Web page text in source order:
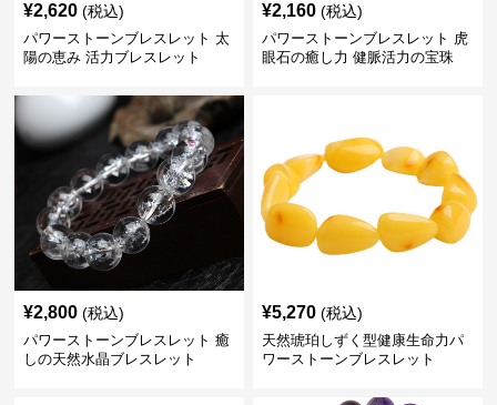
¥2,620 (税込)
パワーストーンブレスレット 太
陽の恵み 活力ブレスレット
¥2,160 (税込)
パワーストーンブレスレット 虎
眼石の癒し力 健脈活力の宝珠
¥2,800 (税込)
パワーストーンブレスレット 癒
しの天然水晶ブレスレット
¥5,270 (税込)
天然琥珀しずく型健康生命力パ
ワーストーンブレスレット